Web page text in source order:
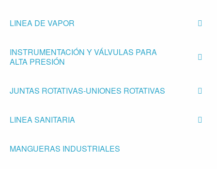
LINEA DE VAPOR
INSTRUMENTACIÓN Y VÁLVULAS PARA
ALTA PRESIÓN
JUNTAS ROTATIVAS-UNIONES ROTATIVAS
LINEA SANITARIA
MANGUERAS INDUSTRIALES